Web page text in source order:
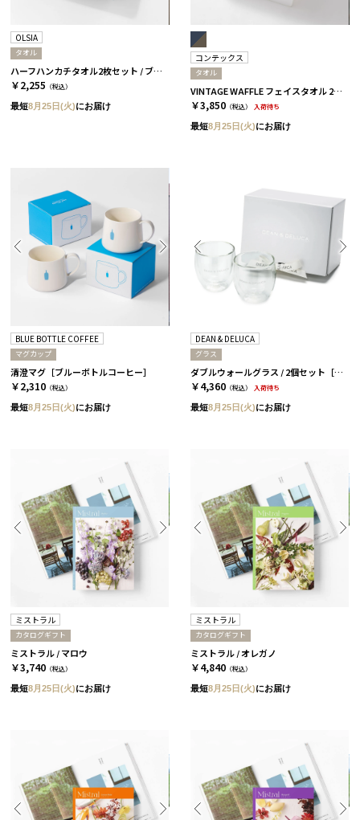
OLSIA
タオル
ハーフハンカチタオル2枚セット / ブルー＆ピンク［オルシア］
￥2,255 （税込）
最短8月25日(火)にお届け
コンテックス
タオル
VINTAGE WAFFLE フェイスタオル 2枚セット［コンテックス］
￥3,850 （税込） 入荷待ち
最短8月25日(火)にお届け
BLUE BOTTLE COFFEE
マグカップ
清澄マグ［ブルーボトルコーヒー］
￥2,310 （税込）
最短8月25日(火)にお届け
DEAN & DELUCA
グラス
ダブルウォールグラス / 2個セット［ディーン＆デルーカ］
￥4,360 （税込） 入荷待ち
最短8月25日(火)にお届け
ミストラル
カタログギフト
ミストラル / マロウ
￥3,740 （税込）
最短8月25日(火)にお届け
ミストラル
カタログギフト
ミストラル / オレガノ
￥4,840 （税込）
最短8月25日(火)にお届け